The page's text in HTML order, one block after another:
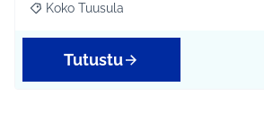
Rajaa tulokset aihepiirin mukaan: Koko
Koko Tuusula
Tutustu